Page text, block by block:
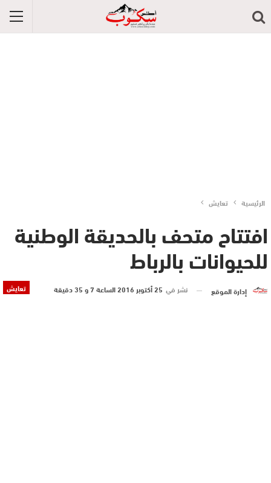
الرئيسية تعايش
افتتاح متحف بالحديقة الوطنية
للحيوانات بالرباط
تعايش إدارة الموقع نشر في 25 أكتوبر 2016 الساعة 7 و 35 دقيقة